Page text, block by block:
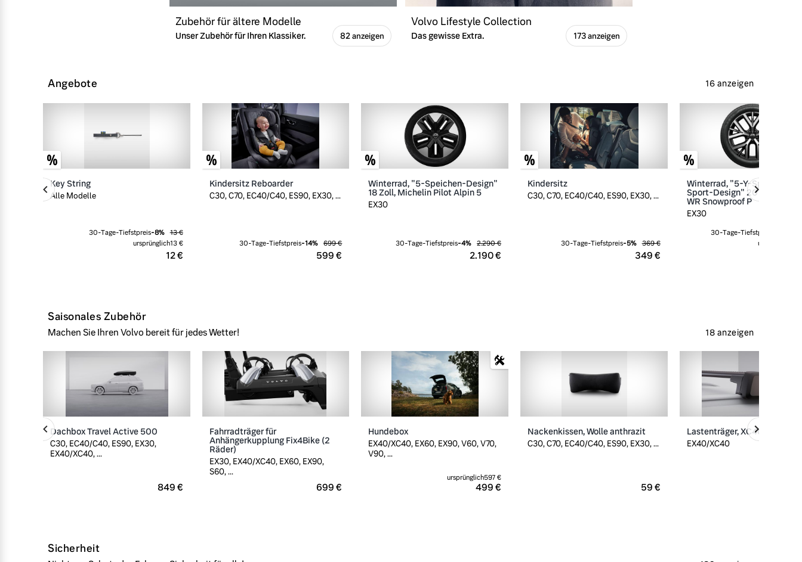
Zubehör für ältere Modelle
Unser Zubehör für Ihren Klassiker. 82 anzeigen
Volvo Lifestyle Collection
Das gewisse Extra. 173 anzeigen
Angebote 16 anzeigen
Key String
Alle Modelle
12 €
30-Tage-Tiefstpreis-8%
13 €
ursprünglich13 €
Kindersitz Reboarder
C30, C70, EC40/C40, ES90, EX30, ...
599 €
30-Tage-Tiefstpreis-14% 699 €
Winterrad, "5-Speichen-Design"
18 Zoll, Michelin Pilot Alpin 5
EX30
2.190 €
30-Tage-Tiefstpreis-4% 2.290 €
Kindersitz
C30, C70, EC40/C40, ES90, EX30, ...
349 €
30-Tage-Tiefstpreis-5% 369 €
Winterrad, "5-Y-Speichen-
Sport-Design" 20 Zoll,
WR Snowproof P
EX30
30-Tage-Tiefstpreis
ursprünglich
Saisonales Zubehör
Machen Sie Ihren Volvo bereit für jedes Wetter! 18 anzeigen
Dachbox Travel Active 500
C30, EC40/C40, ES90, EX30,
EX40/XC40, ...
849 €
Fahrradträger für
Anhängerkupplung Fix4Bike (2
Räder)
EX30, EX40/XC40, EX60, EX90,
S60, ...
699 €
Hundebox
EX40/XC40, EX60, EX90, V60, V70,
V90, ...
499 €
ursprünglich597 €
Nackenkissen, Wolle anthrazit
C30, C70, EC40/C40, ES90, EX30, ...
59 €
Lastenträger, XC40/EX40
EX40/XC40
Sicherheit